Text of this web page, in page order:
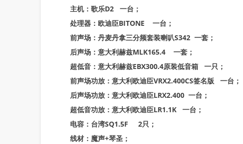
主机：歌乐D2 一台；
处理器：欧迪臣BITONE 一台；
前声场：丹麦丹拿三分频套装喇叭S342 一套；
后声场：意大利赫兹MLK165.4 一套；
超低音：意大利赫兹EBX300.4原装低音箱 一只；
前声场功放：意大利欧迪臣VRX2.400CS签名版 一台；
后声场功放：意大利欧迪臣LRX2.400 一台；
超低音功放：意大利欧迪臣LR1.1K 一台；
电容：台湾SQ1.5F 2只；
线材：魔声+琴圣；